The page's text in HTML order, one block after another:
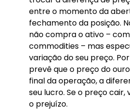
entre o momento da
fechamento da posição.
não compra o ativo –
commodities – mas
variação do seu preço.
prevê que o preço do
final da operação, a
seu lucro. Se o preço
o prejuízo.